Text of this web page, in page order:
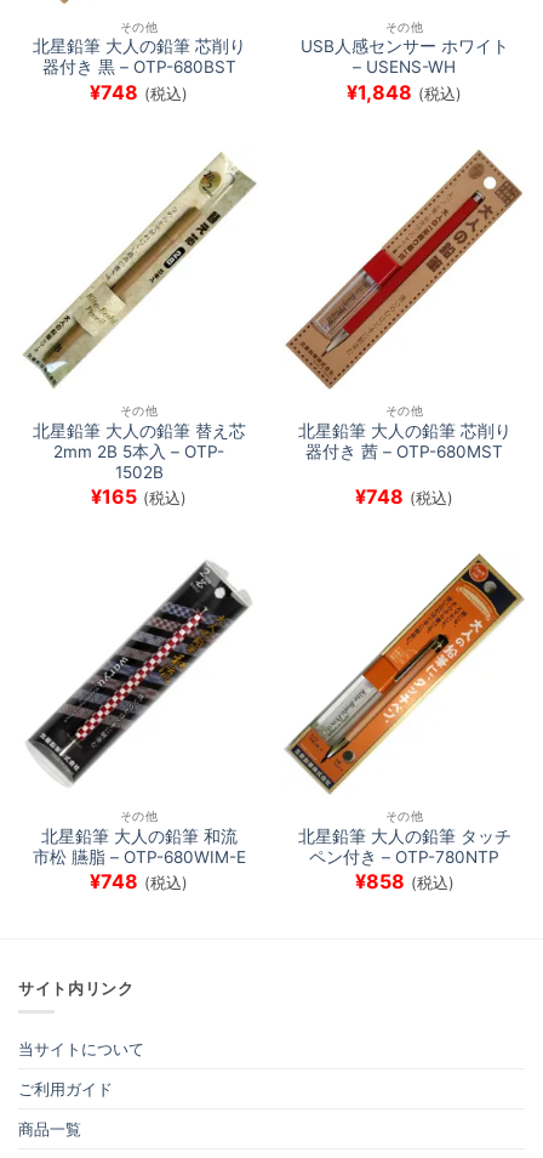
その他
北星鉛筆 大人の鉛筆 芯削り
器付き 黒 – OTP-680BST
¥748 (税込)
その他
USB人感センサー ホワイト
– USENS-WH
¥1,848 (税込)
その他
北星鉛筆 大人の鉛筆 替え芯
2mm 2B 5本入 – OTP-
1502B
¥165 (税込)
その他
北星鉛筆 大人の鉛筆 芯削り
器付き 茜 – OTP-680MST
¥748 (税込)
その他
北星鉛筆 大人の鉛筆 和流
市松 臙脂 – OTP-680WIM-E
¥748 (税込)
その他
北星鉛筆 大人の鉛筆 タッチ
ペン付き – OTP-780NTP
¥858 (税込)
サイト内リンク
当サイトについて
ご利用ガイド
商品一覧